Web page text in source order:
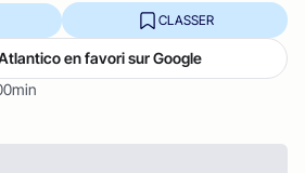
CLASSER
en favori sur Google